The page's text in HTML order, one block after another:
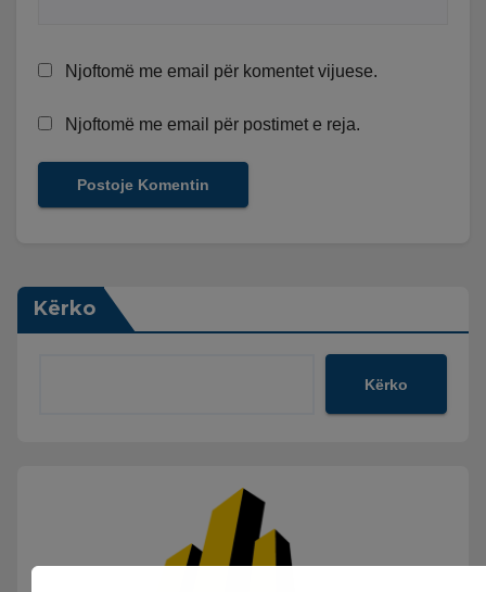
Njoftomë me email për komentet vijuese.
Njoftomë me email për postimet e reja.
Kërko
Kërko